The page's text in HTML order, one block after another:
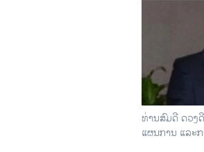
ທ່ານສົມດີ ດວງ
ແຜນການ ແລະ